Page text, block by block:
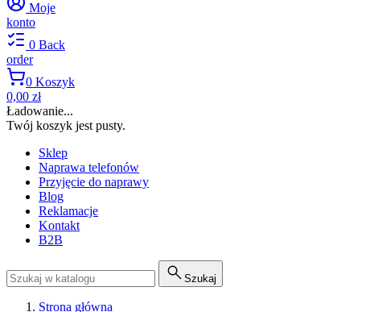
Moje
konto
0 Back
order
0 Koszyk
0,00 zł
Ładowanie...
Twój koszyk jest pusty.
Sklep
Naprawa telefonów
Przyjęcie do naprawy
Blog
Reklamacje
Kontakt
B2B
Szukaj
Strona główna